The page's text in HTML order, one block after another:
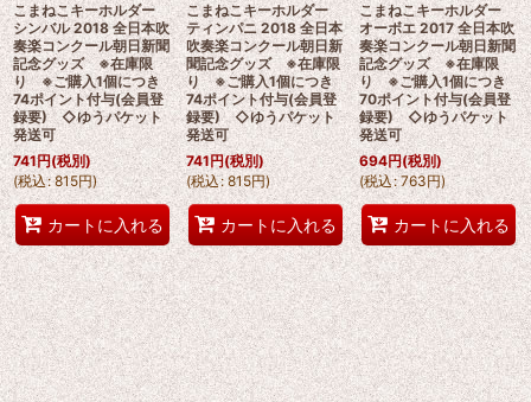
こまねこキーホルダー
シンバル 2018 全日本吹
奏楽コンクール朝日新聞
記念グッズ ※在庫限
り ※ご購入1個につき
74ポイント付与(会員登
録要) ◇ゆうパケット
発送可
741円(税別)
(税込: 815円)
カートに入れる
こまねこキーホルダー
ティンパニ 2018 全日本
吹奏楽コンクール朝日新
聞記念グッズ ※在庫限
り ※ご購入1個につき
74ポイント付与(会員登
録要) ◇ゆうパケット
発送可
741円(税別)
(税込: 815円)
カートに入れる
こまねこキーホルダー
オーボエ 2017 全日本吹
奏楽コンクール朝日新聞
記念グッズ ※在庫限
り ※ご購入1個につき
70ポイント付与(会員登
録要) ◇ゆうパケット
発送可
694円(税別)
(税込: 763円)
カートに入れる